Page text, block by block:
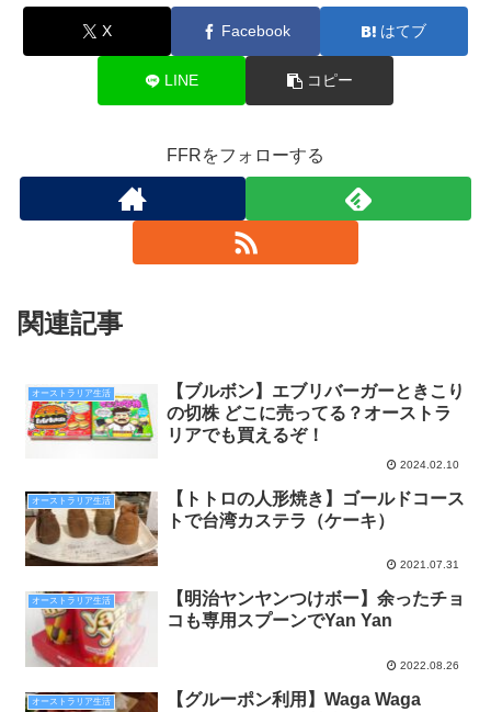
X Facebook はてブ
LINE コピー
FFRをフォローする
関連記事
オーストラリア生活
【ブルボン】エブリバーガーときこり
の切株 どこに売ってる？オーストラ
リアでも買えるぞ！
2024.02.10
オーストラリア生活
【トトロの人形焼き】ゴールドコース
トで台湾カステラ（ケーキ）
2021.07.31
オーストラリア生活
【明治ヤンヤンつけボー】余ったチョ
コも専用スプーンでYan Yan
2022.08.26
オーストラリア生活
【グルーポン利用】Waga Waga